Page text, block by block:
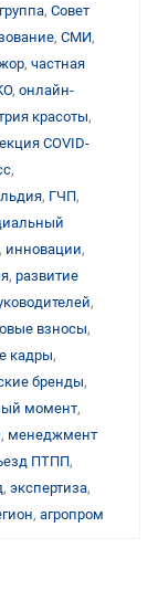
, Совет
, СМИ,
, частная
, онлайн-
красоты,
COVID-
,
, ГЧП,
, инновации,
, развитие
,
взносы,
кадры,
бренды,
момент,
, менеджмент
ПТПП,
, экспертиза,
, агропром